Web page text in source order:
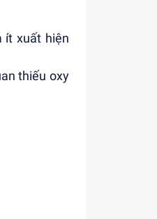
ít xuất hiện
thiếu oxy